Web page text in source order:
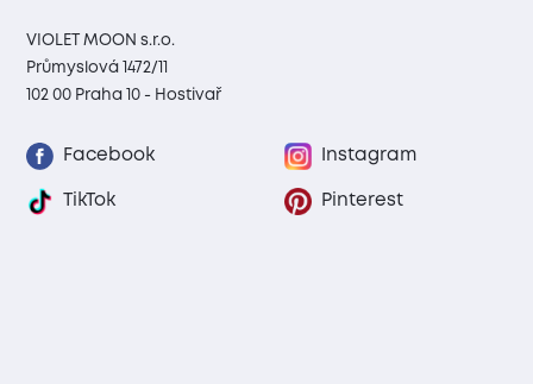
VIOLET MOON s.r.o.
Průmyslová 1472/11
102 00 Praha 10 - Hostivař
Facebook Instagram
TikTok Pinterest